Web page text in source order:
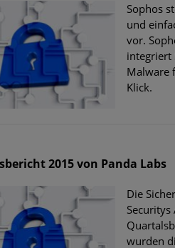
Sophos
und
vor.
integriert
Malware
Klick.
2015 von Panda Labs
Die
wurden